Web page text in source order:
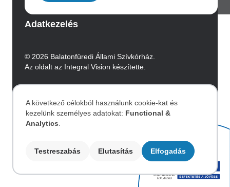
Adatkezelés
© 2026 Balatonfüredi Állami Szívkórház.
Az oldalt az Integral Vision készítette.
Image
Személyes
adatok
A következő célokból használunk cookie-kat és
kezelünk személyes adatokat: Functional &
Analytics
Testreszabás Elutasítás Elfogadás